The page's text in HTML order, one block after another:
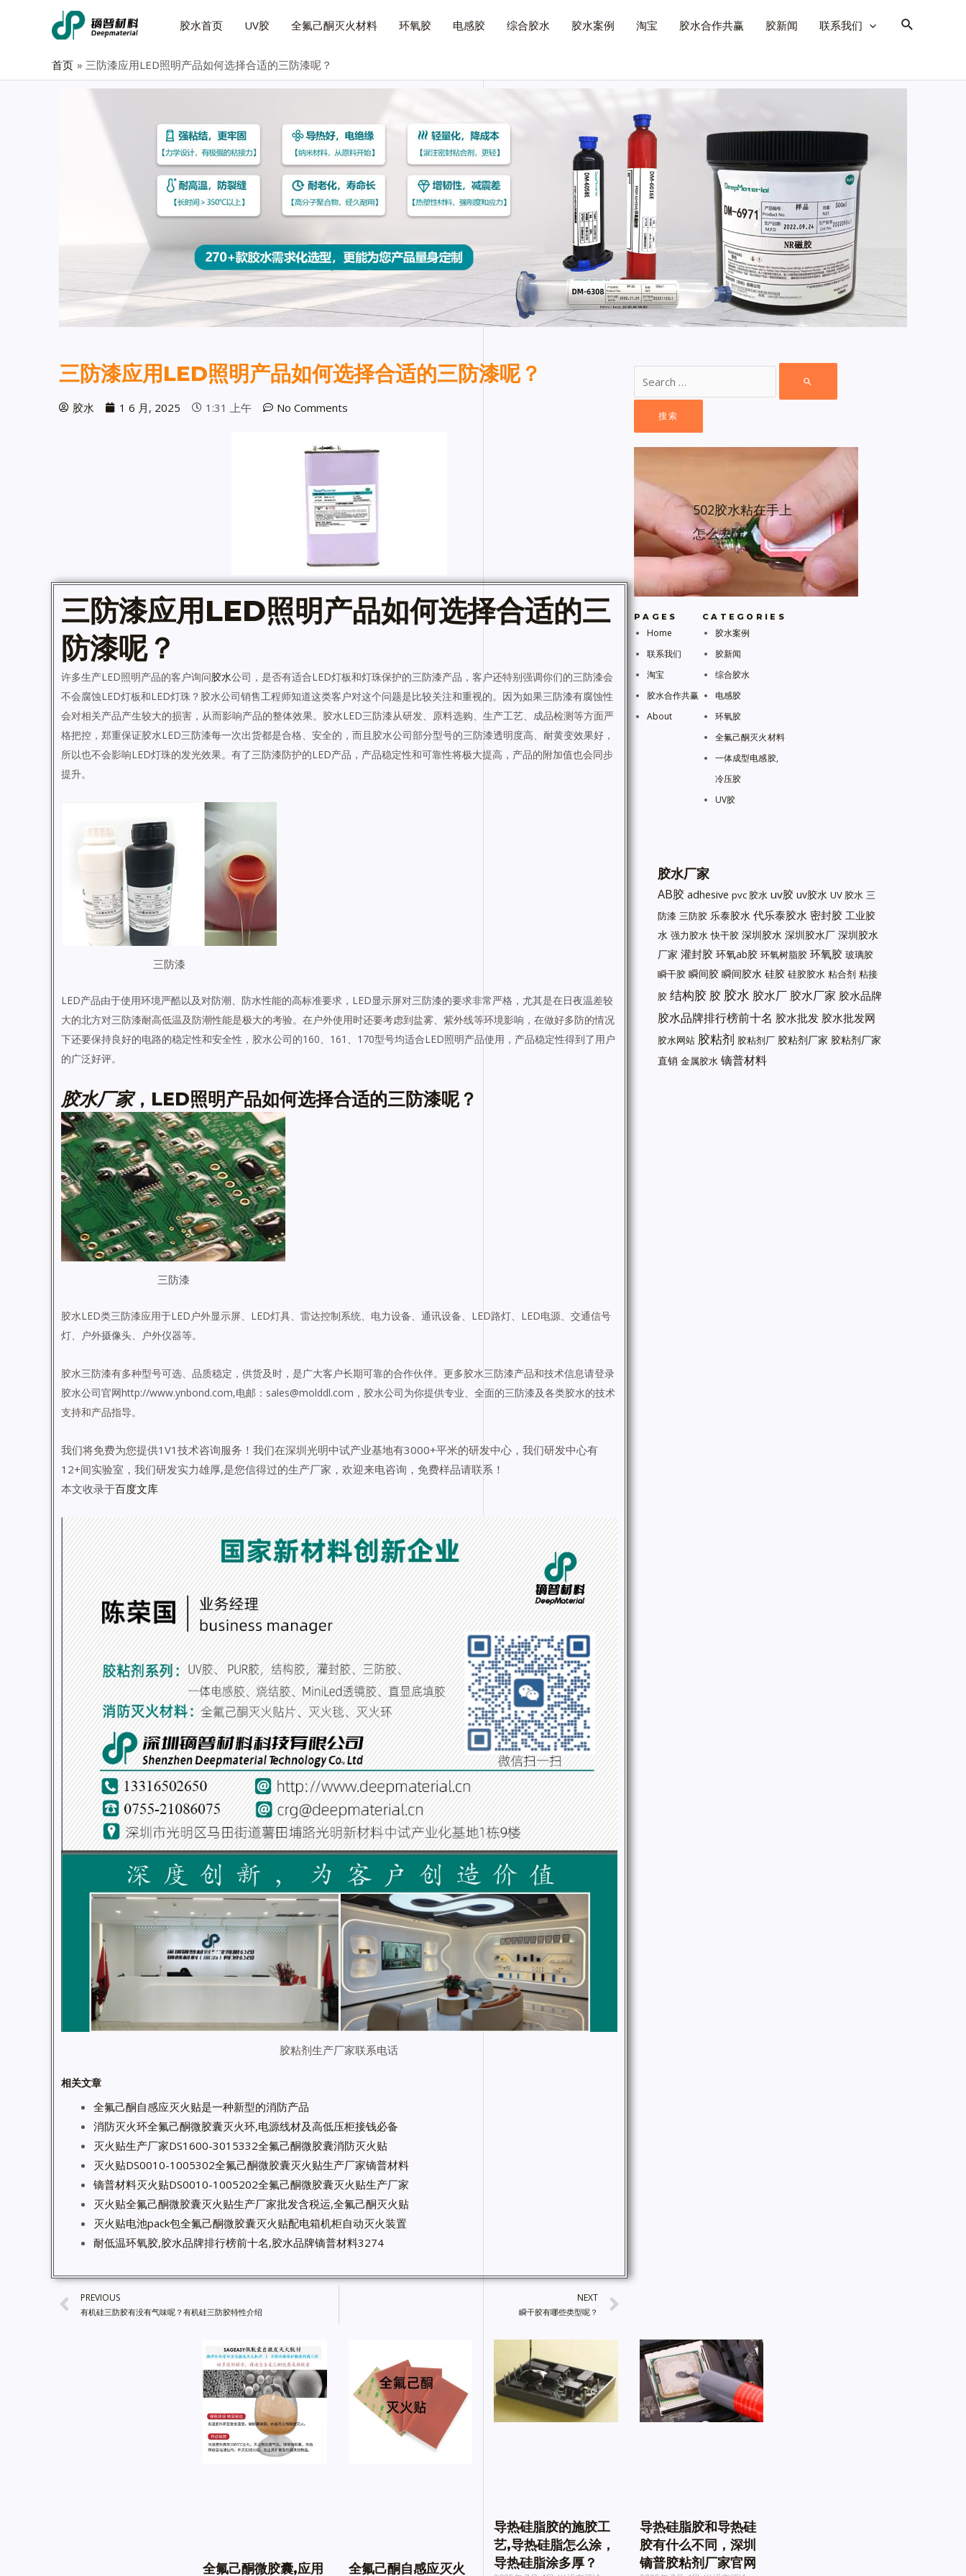
胶水首页 UV胶 全氟己酮灭火材料 环氧胶 电感胶 综合胶水 胶水案例 淘宝 胶水合作共赢 胶新闻 联系我们
首页 三防漆应用LED照明产品如何选择合适的三防漆呢？
三防漆应用LED照明产品如何选择合适的三防漆呢？
胶水 1 6 月, 2025 1:31 上午 No Comments
三防漆应用LED照明产品如何选择合适的三
防漆呢？
许多生产LED照明产品的客户询问胶水公司，是否有适合LED灯板和灯珠保护的三防漆产品，客户还特别强调你们的三防漆会
不会腐蚀LED灯板和LED灯珠？胶水公司销售工程师知道这类客户对这个问题是比较关注和重视的。因为如果三防漆有腐蚀性
会对相关产品产生较大的损害，从而影响产品的整体效果。胶水LED三防漆从研发、原料选购、生产工艺、成品检测等方面严
格把控，郑重保证胶水LED三防漆每一次出货都是合格、安全的，而且胶水公司部分型号的三防漆透明度高、耐黄变效果好，
所以也不会影响LED灯珠的发光效果。有了三防漆防护的LED产品，产品稳定性和可靠性将极大提高，产品的附加值也会同步
提升。
三防漆
LED产品由于使用环境严酷以及对防潮、防水性能的高标准要求， LED显示屏对三防漆的要求非常严格，尤其是在日夜温差较
大的北方对三防漆耐高低温及防潮性能是极大的考验。在户外使用时还要考虑到盐雾、紫外线等环境影响，在做好多防的情况
下还要保持良好的电路的稳定性和安全性，胶水公司的160 161 170型号均适合LED照明产品使用，产品稳定性得到了用户
的广泛好评。
胶水厂家，LED照明产品如何选择合适的三防漆呢？
三防漆
胶水LED类三防漆应用于LED 户外显示屏、 LED灯具、雷达控制系统、电力设备、通讯设备、 LED路灯、 LED电源、交通信号
灯、户外摄像头、户外仪器等。
胶水三防漆有多种型号可选、品质稳定，供货及时，是广大客户长期可靠的合作伙伴。更多胶水三防漆产品和技术信息请登录
胶水公司官网http://www.ynbond.com,电邮：sales@molddl.com ，胶水公司为你提供专业、全面的三防漆及各类胶水的技术
支持和产品指导。
我们将免费为您提供1V1技术咨询服务！我们在深圳光明中试产业基地有3000+平米的研发中心，我们研发中心有
12+间实验室，我们研发实力雄厚,是您信得过的生产厂家，欢迎来电咨询，免费样品请联系！
本文收录于百度文库
胶粘剂生产厂家联系电话
相关文章
全氟己酮自感应灭火贴是一种新型的消防产品
消防灭火环全氟己酮微胶囊灭火环,电源线材及高低压柜接钱必备
灭火贴生产厂家DS1600-3015332全氟己酮微胶囊消防灭火贴
灭火贴DS0010-1005302全氟己酮微胶囊灭火贴生产厂家镝普材料
镝普材料灭火贴DS0010-1005202全氟己酮微胶囊灭火贴生产厂家
灭火贴全氟己酮微胶囊灭火贴生产厂家批发含税运,全氟己酮灭火贴
灭火贴电池pack包全氟己酮微胶囊灭火贴配电箱机柜自动灭火装置
耐低温环氧胶,胶水品牌排行榜前十名,胶水品牌镝普材料3274
PREVIOUS
有机硅三防胶有没有气味呢？有机硅三防胶特性介绍
NEXT
瞬干胶有哪些类型呢？
502胶水粘在手上
怎么去除
PAGES
Home
联系我们
淘宝
胶水合作共赢
About
CATEGORIES
胶水案例
胶新闻
综合胶水
电感胶
环氧胶
全氟己酮灭火材料
一体成型电感胶,
冷压胶
UV胶
胶水厂家
AB胶 adhesive pvc 胶水 uv胶 uv胶水 UV 胶水 三
防漆 三防胶 乐泰胶水 代乐泰胶水 密封胶 工业胶
水 强力胶水 快干胶 深圳胶水 深圳胶水厂 深圳胶水
厂家 灌封胶 环氧ab胶 环氧树脂胶 环氧胶 玻璃胶
瞬干胶 瞬间胶 瞬间胶水 硅胶 硅胶胶水 粘合剂 粘接
胶 结构胶 胶 胶水 胶水厂 胶水厂家 胶水品牌
胶水品牌排行榜前十名 胶水批发 胶水批发网
胶水网站 胶粘剂 胶粘剂厂 胶粘剂厂家 胶粘剂厂家
直销 金属胶水 镝普材料
全氟己酮微胶囊,应用 全氟己酮自感应灭火
导热硅脂胶的施胶工
艺,导热硅脂怎么涂，
导热硅脂涂多厚？
导热硅脂胶和导热硅
胶有什么不同，深圳
镝普胶粘剂厂家官网